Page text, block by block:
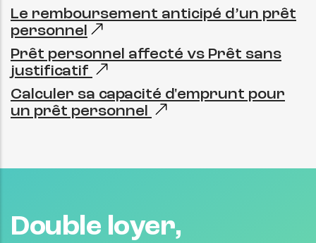
Le remboursement anticipé d’un prêt
personnel
Prêt personnel affecté vs Prêt sans
justificatif
Calculer sa capacité d'emprunt pour
un prêt personnel
Double loyer,